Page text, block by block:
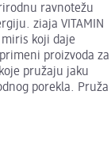
ravnotežu
ziaja VITAMIN
miris koji daje
proizvoda za
pružaju jaku
porekla. Pruža